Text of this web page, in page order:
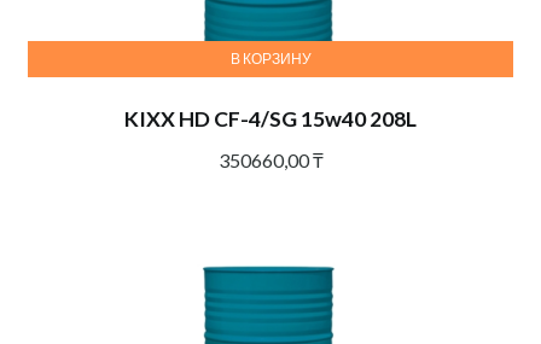
KIXX HD CF-4/SG 15w40 208L
350660,00₸
В КОРЗИНУ